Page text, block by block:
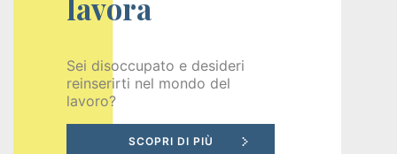
Unimpiego
lavora
Sei disoccupato e desideri
reinserirti nel mondo del
lavoro?